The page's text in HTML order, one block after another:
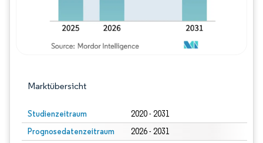
Marktübersicht
Studienzeitraum 2020 - 2031
Prognosedatenzeitraum 2026 - 2031